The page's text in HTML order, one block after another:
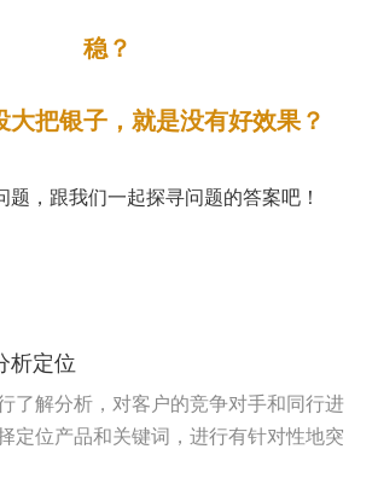
稳？
大把银子，就是没有好效果？
题，跟我们一起探寻问题的答案吧！
析定位
了解分析，对客户的竞争对手和同行进
定位产品和关键词，进行有针对性地突